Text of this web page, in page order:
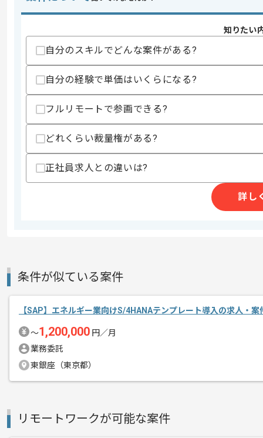
歓迎スキル
・SAP-FI以外の領域経験者
スキルに不安がある方へ
その他募集要項
商談回数
複数案件を保有している企業ですので、
新しいアイディアや技術を積極的に導入
知りたい
自分のスキルでどんな案件がある?
自分の経験で単価はいくらになる?
フルリモートで参画できる?
どれくらい裁量権がある?
正社員求人との違いは?
詳し
条件が似ている案件
【SAP】エネルギー業向けS/4HANAテンプレート導入の求人・案
〜1,200,000 円／月
業務委託
東銀座（東京都）
リモートワークが可能な案件